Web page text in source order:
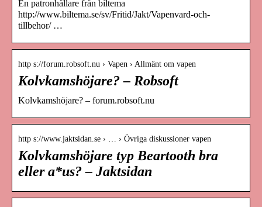
En patronhållare från biltema
http://www.biltema.se/sv/Fritid/Jakt/Vapenvard-och-
tillbehor/ …
http s://forum.robsoft.nu › Vapen › Allmänt om vapen
Kolvkamshöjare? – Robsoft
Kolvkamshöjare? – forum.robsoft.nu
http s://www.jaktsidan.se › … › Övriga diskussioner vapen
Kolvkamshöjare typ Beartooth bra
eller a*us? – Jaktsidan